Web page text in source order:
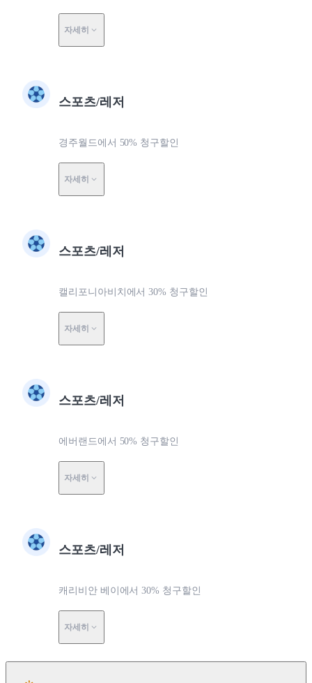
자세히
스포츠/레저
경주월드에서 50% 청구할인
자세히
스포츠/레저
캘리포니아비치에서 30% 청구할인
자세히
스포츠/레저
에버랜드에서 50% 청구할인
자세히
스포츠/레저
캐리비안 베이에서 30% 청구할인
자세히